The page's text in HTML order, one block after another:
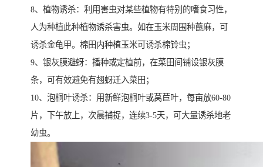
8、植物诱杀：利用害虫对某些植物有特别的嗜食习性，
人为种植此种植物诱杀害虫。如在玉米周围种蓖麻，可
诱杀金龟甲。棉田内种植玉米可诱杀棉铃虫；
9、银灰膜避蚜：播种或定植前，在菜田间铺设银灰膜
条，可有效避免有翅蚜迁入菜田；
10、泡桐叶诱杀：用新鲜泡桐叶或莴苣叶，每亩放60-80
片，下午放上，次晨捕捉，连续3-5天，可大量诱杀地老
幼虫。